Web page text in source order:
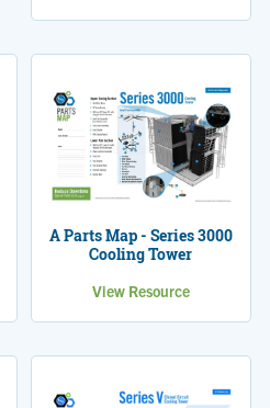
A Parts Map - Series 3000
Cooling Tower
View Resource